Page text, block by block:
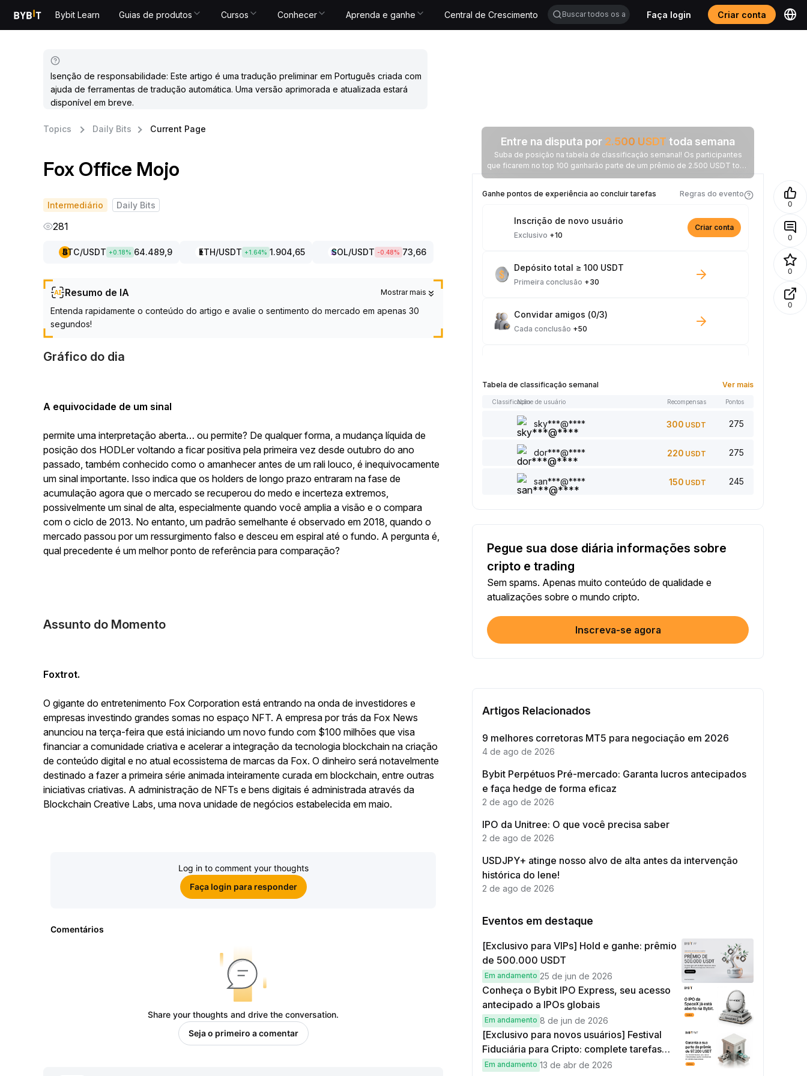
Bybit Learn Guias de produtos Cursos Conhecer Aprenda e ganhe Central de Crescimento Faça login Criar conta
Isenção de responsabilidade: Este artigo é uma tradução preliminar em Português criada com
ajuda de ferramentas de tradução automática. Uma versão aprimorada e atualizada estará
disponível em breve.
Topics Daily Bits Current Page
Fox Office Mojo
Intermediário Daily Bits
281
BTC/USDT +0.18% 64.489,9 ETH/USDT +1.64% 1.904,65 SOL/USDT -0.48% 73,66
Resumo de IA Mostrar mais
Entenda rapidamente o conteúdo do artigo e avalie o sentimento do mercado em apenas 30
segundos!
Gráfico do dia
A equivocidade de um sinal
permite uma interpretação aberta… ou permite? De qualquer forma, a mudança líquida de
posição dos HODLer voltando a ficar positiva pela primeira vez desde outubro do ano
passado, também conhecido como o amanhecer antes de um rali louco, é inequivocamente
um sinal importante. Isso indica que os holders de longo prazo entraram na fase de
acumulação agora que o mercado se recuperou do medo e incerteza extremos,
possivelmente um sinal de alta, especialmente quando você amplia a visão e o compara
com o ciclo de 2013. No entanto, um padrão semelhante é observado em 2018, quando o
mercado passou por um ressurgimento falso e desceu em espiral até o fundo. A pergunta é,
qual precedente é um melhor ponto de referência para comparação?
Assunto do Momento
Foxtrot.
O gigante do entretenimento Fox Corporation está entrando na onda de investidores e
empresas investindo grandes somas no espaço NFT. A empresa por trás da Fox News
anunciou na terça-feira que está iniciando um novo fundo com $100 milhões que visa
financiar a comunidade criativa e acelerar a integração da tecnologia blockchain na criação
de conteúdo digital e no atual ecossistema de marcas da Fox. O dinheiro será notavelmente
destinado a fazer a primeira série animada inteiramente curada em blockchain, entre outras
iniciativas criativas. A administração de NFTs e bens digitais é administrada através da
Blockchain Creative Labs, uma nova unidade de negócios estabelecida em maio.
Log in to comment your thoughts
Faça login para responder
Comentários
Share your thoughts and drive the conversation.
Seja o primeiro a comentar
Entre na disputa por 2.500 USDT toda semana
Suba de posição na tabela de classificação semanal! Os participantes
que ficarem no top 100 ganharão parte de um prêmio de 2.500 USDT toda
semana.
Ganhe pontos de experiência ao concluir tarefas
Regras do evento
Inscrição de novo usuário
Exclusivo +10
Criar conta
Depósito total ≥ 100 USDT
Primeira conclusão +30
Convidar amigos (0/3)
Cada conclusão +50
Artigo lido: 0/5
Cada conclusão+1
Adicionar um comentário (0/5)
Cada conclusão
Compartilhar artigo nas redes sociais (0/5)
Cada conclusão+2
US$ 100 + Trading com bots
Verifique a sua identidade
Opere pelo menos US$1000 em Futuros
Cada conclusão
Cada conclusão
Tabela de classificação semanal Ver mais
ClassificaçãoNome de usuário Recompensas Pontos
sky***@**** 300 USDT 275
dor***@**** 220 USDT 275
san***@**** 150 USDT 245
Pegue sua dose diária informações sobre
cripto e trading
Sem spams. Apenas muito conteúdo de qualidade e
atualizações sobre o mundo cripto.
Inscreva-se agora
Artigos Relacionados
9 melhores corretoras MT5 para negociação em 2026
4 de ago de 2026
Bybit Perpétuos Pré-mercado: Garanta lucros antecipados
e faça hedge de forma eficaz
2 de ago de 2026
IPO da Unitree: O que você precisa saber
2 de ago de 2026
USDJPY+ atinge nosso alvo de alta antes da intervenção
histórica do Iene!
2 de ago de 2026
Eventos em destaque
[Exclusivo para VIPs] Hold e ganhe: prêmio
de 500.000 USDT
Em andamento 25 de jun de 2026
Conheça o Bybit IPO Express, seu acesso
antecipado a IPOs globais
Em andamento 8 de jun de 2026
[Exclusivo para novos usuários] Festival
Fiduciária para Cripto: complete tarefas
simples e ganhe sua parte de 97.200 USDT!
Em andamento 13 de abr de 2026
0
0
0
0